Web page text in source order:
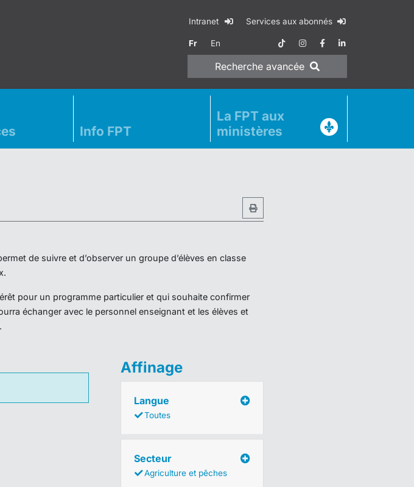
Intranet Services aux abonnés
Fr En
Recherche avancée
Info FPT
La FPT aux
ministères
de suivre et d’observer un groupe d’élèves en classe
pour un programme particulier et qui souhaite confirmer
échanger avec le personnel enseignant et les élèves et
Affinage
Langue
Toutes
Secteur
Agriculture et pêches